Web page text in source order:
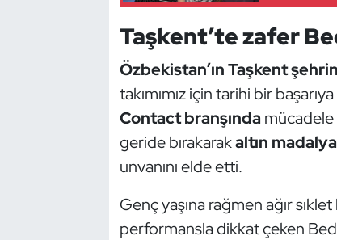
Taşkent’te zafer
Özbekistan’ın Taşkent
takımımız için tarihi bir
Contact branşındamücadele
geride bırakarakaltın madalya
unvanını elde etti.
Genç yaşına rağmen ağır
performansla dikkat çeken
Hava Sporları